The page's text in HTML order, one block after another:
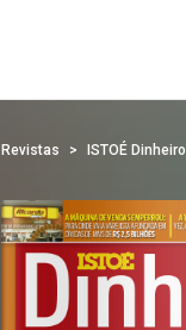
Revistas ISTOÉ Dinheiro